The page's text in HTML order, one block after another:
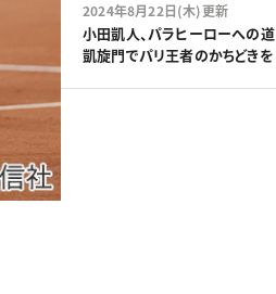
2024年8月22日(木)更新
小田凱人、パラヒーローへの道
凱旋門でパリ王者のかちどきを